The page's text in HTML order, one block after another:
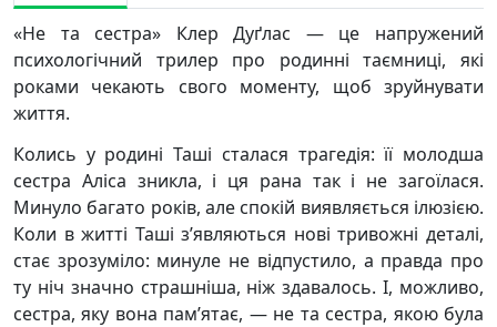
«Не та сестра» Клер Дуґлас — це напружений
психологічний трилер про родинні таємниці, які
роками чекають свого моменту, щоб зруйнувати
життя.
Колись у родині Таші сталася трагедія: її молодша
сестра Аліса зникла, і ця рана так і не загоїлася.
Минуло багато років, але спокій виявляється ілюзією.
Коли в житті Таші з’являються нові тривожні деталі,
стає зрозуміло: минуле не відпустило, а правда про
ту ніч значно страшніша, ніж здавалось. І, можливо,
сестра, яку вона пам’ятає, — не та сестра, якою була